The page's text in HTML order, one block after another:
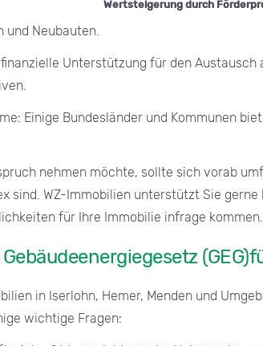
Wertsteigerung durch
und Neubauten.
Unterstützung für den
Einige Bundesländer und Kommunen
nehmen möchte, sollte sich vorab
sind. WZ-Immobilien unterstützt Sie
für Ihre Immobilie infrage kommen.
in Iserlohn, Hemer, Menden und
wichtige Fragen: